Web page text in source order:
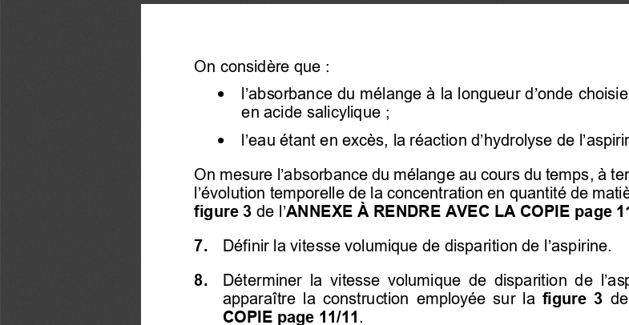
On considère que :
• l’absorbance du mélange à la longueur d’onde choisie
en acide salicylique ;
• l’eau étant en excès, la réaction d’hydrolyse de
On mesure l’absorbance du mélange au cours du temps, à
l’évolution temporelle de la concentration en quantité de
figure 3 de l’ANNEXE À RENDRE AVEC LA COPIE page
7.
  Définir la vitesse volumique de disparition de
l’aspirine.
8.
  Déterminer
la vitesse volumique de disparition de
apparaître  la  construction  employée  sur  la figure  3
COPIE page 11/11